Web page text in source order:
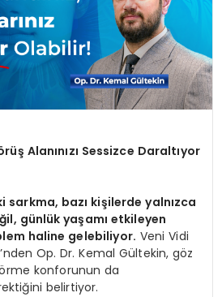
Alanınızı Sessizce Daraltıyor
sarkma, bazı kişilerde yalnızca
günlük yaşamı etkileyen
haline gelebiliyor. Veni Vidi
Op. Dr. Kemal Gültekin, göz
konforunun da
belirtiyor.